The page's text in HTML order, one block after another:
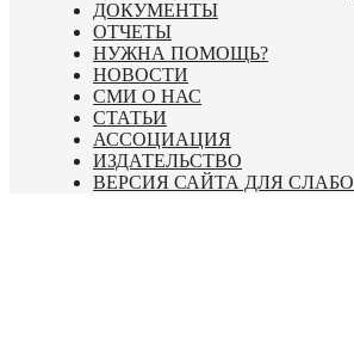
ДОКУМЕНТЫ
ОТЧЕТЫ
НУЖНА ПОМОЩЬ?
НОВОСТИ
СМИ О НАС
СТАТЬИ
АССОЦИАЦИЯ
ИЗДАТЕЛЬСТВО
ВЕРСИЯ САЙТА ДЛЯ